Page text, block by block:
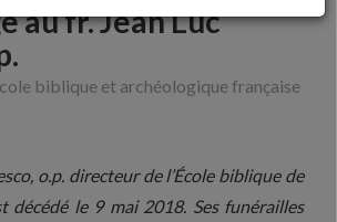
au fr. Jean Luc
biblique et archéologique française
o.p. directeur de l’École biblique de
décédé le 9 mai 2018. Ses funérailles